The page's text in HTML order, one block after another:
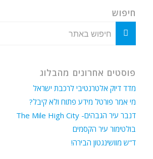
חיפוש
פוסטים אחרונים מהבלוג
מדד דיוק אלטרנטיבי לרכבת ישראל
מי אמר פורטל מידע פתוח ולא קיבל?
דנבר עיר הגבהים- The Mile High City
בולטימור עיר הקסמים
ד”ש מוושינגטון הבירה!